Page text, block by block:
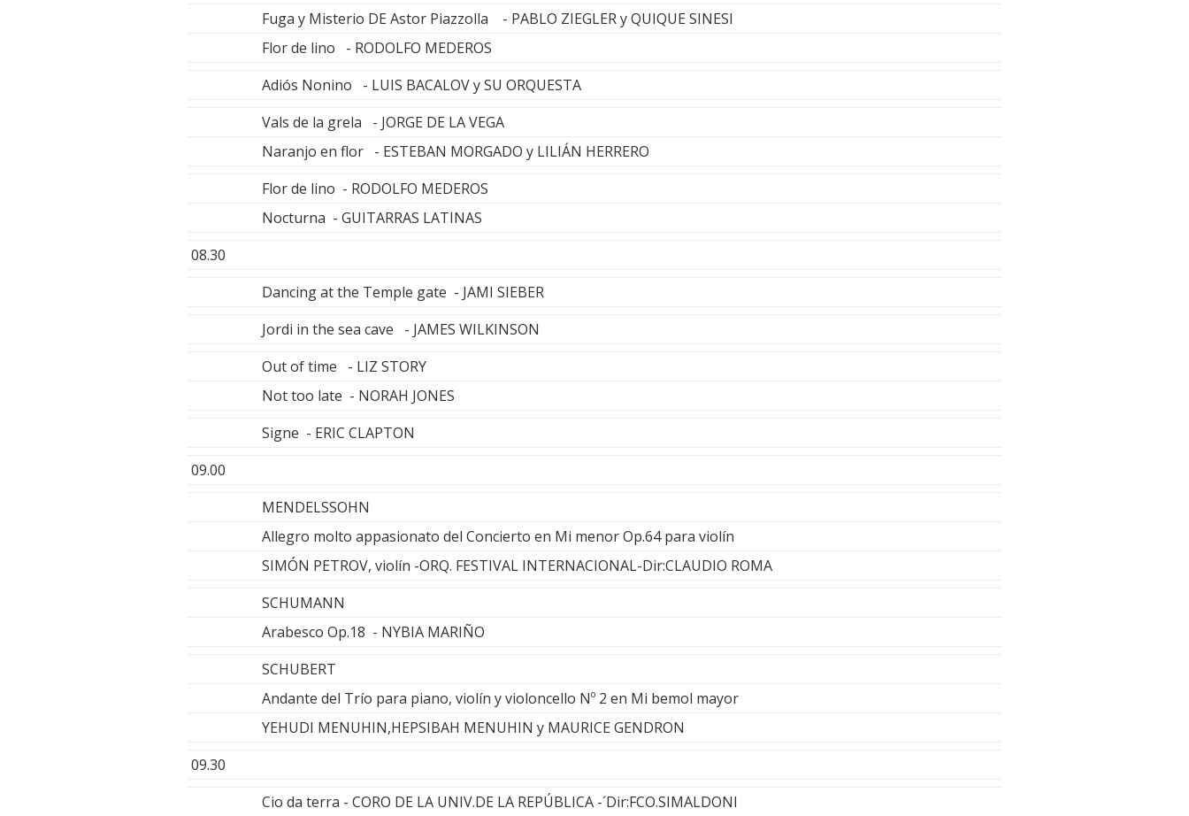
Fuga y Misterio DE Astor Piazzolla - PABLO ZIEGLER y QUIQUE SINESI
Flor de lino - RODOLFO MEDEROS
Adiós Nonino - LUIS BACALOV y SU ORQUESTA
Vals de la grela - JORGE DE LA VEGA
Naranjo en flor - ESTEBAN MORGADO y LILIÁN HERRERO
Flor de lino - RODOLFO MEDEROS
Nocturna - GUITARRAS LATINAS
08.30
Dancing at the Temple gate - JAMI SIEBER
Jordi in the sea cave - JAMES WILKINSON
Out of time - LIZ STORY
Not too late - NORAH JONES
Signe - ERIC CLAPTON
09.00
MENDELSSOHN
Allegro molto appasionato del Concierto en Mi menor Op.64 para violín
SIMÓN PETROV, violín -ORQ. FESTIVAL INTERNACIONAL-Dir:CLAUDIO ROMA
SCHUMANN
Arabesco Op.18 - NYBIA MARIÑO
SCHUBERT
Andante del Trío para piano, violín y violoncello Nº 2 en Mi bemol mayor
YEHUDI MENUHIN,HEPSIBAH MENUHIN y MAURICE GENDRON
09.30
Cio da terra - CORO DE LA UNIV.DE LA REPÚBLICA -´Dir:FCO.SIMALDONI